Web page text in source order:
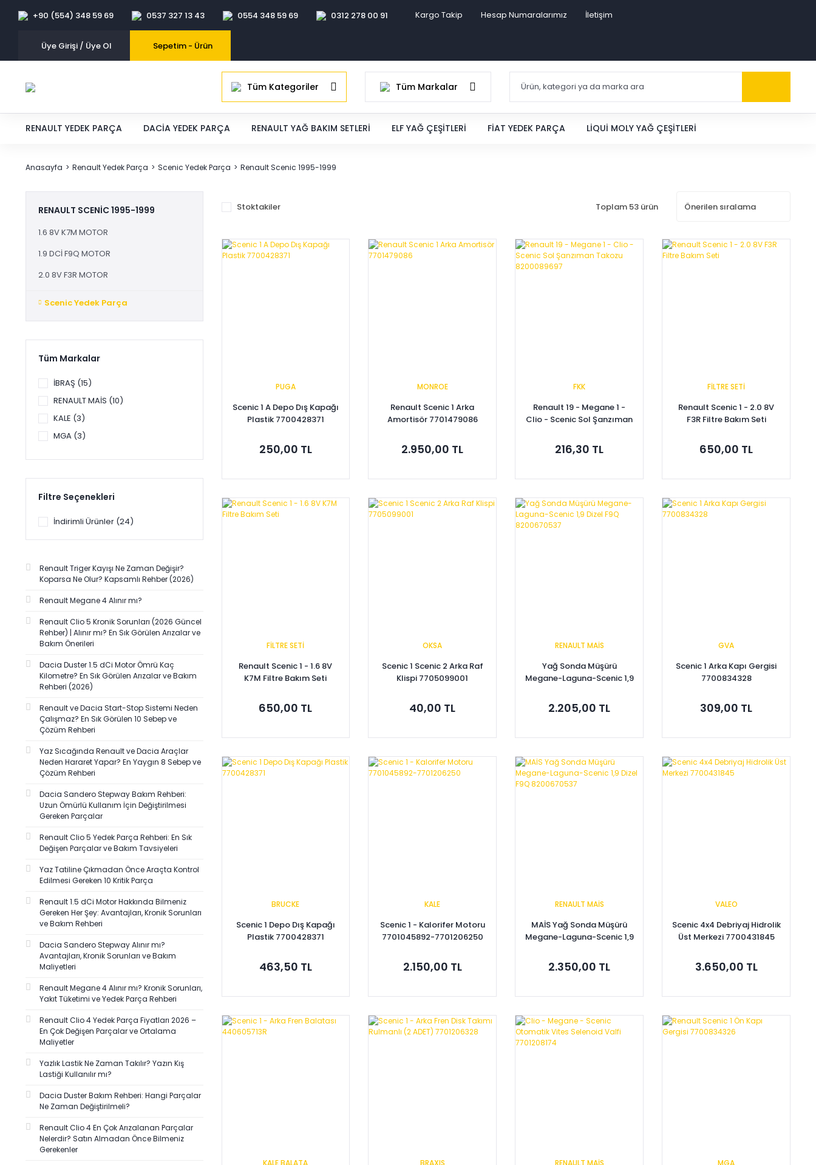
+90 (554) 348 59 69 0537 327 13 43 0554 348 59 69 0312 278 00 91 Kargo Takip Hesap Numaralarımız İletişim
Üye Girişi / Üye Ol Sepetim - Ürün
Tüm Kategoriler Tüm Markalar
RENAULT YEDEK PARÇA DACIA YEDEK PARÇA RENAULT YAĞ BAKIM SETLERI ELF YAĞ ÇEŞITLERI FIAT YEDEK PARÇA LIQUI MOLY YAĞ ÇEŞITLERI
Anasayfa Renault Yedek Parça Scenic Yedek Parça Renault Scenic 1995-1999
RENAULT SCENIC 1995-1999
1.6 8V K7M MOTOR
1.9 DCİ F9Q MOTOR
2.0 8V F3R MOTOR
Scenic Yedek Parça
Tüm Markalar
İBRAŞ (15)
RENAULT MAİS (10)
KALE (3)
MGA (3)
FKK (2)
VALEO (2)
VEKA (2)
FUJİ-GRAT (1)
MONROE (1)
OKSA (1)
ONSAN (1)
ORJİNAL (1)
SNR (1)
Filtre Seçenekleri
İndirimli Ürünler (24)
Renault Triger Kayışı Ne Zaman Değişir?
Koparsa Ne Olur? Kapsamlı Rehber (2026)
Renault Megane 4 Alınır mı?
Renault Clio 5 Kronik Sorunları (2026 Güncel
Rehber) | Alınır mı? En Sık Görülen Arızalar ve
Bakım Önerileri
Dacia Duster 1.5 dCi Motor Ömrü Kaç
Kilometre? En Sık Görülen Arızalar ve Bakım
Rehberi (2026)
Renault ve Dacia Start-Stop Sistemi Neden
Çalışmaz? En Sık Görülen 10 Sebep ve
Çözüm Rehberi
Yaz Sıcağında Renault ve Dacia Araçlar
Neden Hararet Yapar? En Yaygın 8 Sebep ve
Çözüm Rehberi
Dacia Sandero Stepway Bakım Rehberi:
Uzun Ömürlü Kullanım İçin Değiştirilmesi
Gereken Parçalar
Renault Clio 5 Yedek Parça Rehberi: En Sık
Değişen Parçalar ve Bakım Tavsiyeleri
Yaz Tatiline Çıkmadan Önce Araçta Kontrol
Edilmesi Gereken 10 Kritik Parça
Renault 1.5 dCi Motor Hakkında Bilmeniz
Gereken Her Şey: Avantajları, Kronik Sorunları
ve Bakım Rehberi
Dacia Sandero Stepway Alınır mı?
Avantajları, Kronik Sorunları ve Bakım
Maliyetleri
Renault Megane 4 Alınır mı? Kronik Sorunları,
Yakıt Tüketimi ve Yedek Parça Rehberi
Renault Clio 4 Yedek Parça Fiyatları 2026 –
En Çok Değişen Parçalar ve Ortalama
Maliyetler
Yazlık Lastik Ne Zaman Takılır? Yazın Kış
Lastiği Kullanılır mı?
Dacia Duster Bakım Rehberi: Hangi Parçalar
Ne Zaman Değiştirilmeli?
Renault Clio 4 En Çok Arızalanan Parçalar
Nelerdir? Satın Almadan Önce Bilmeniz
Gerekenler
Stoktakiler Toplam 53 ürün
PUGA
Scenic 1 A Depo Dış Kapağı
Plastik 7700428371
250,00 TL
Sepete Ekle
MONROE
Renault Scenic 1 Arka
Amortisör 7701479086
2.950,00 TL
Sepete Ekle
FKK
Renault 19 - Megane 1 -
Clio - Scenic Sol Şanzıman
216,30 TL
Sepete Ekle
FİLTRE SETİ
Renault Scenic 1 - 2.0 8V
F3R Filtre Bakım Seti
650,00 TL
Sepete Ekle
FİLTRE SETİ
Renault Scenic 1 - 1.6 8V
K7M Filtre Bakım Seti
650,00 TL
Sepete Ekle
OKSA
Scenic 1 Scenic 2 Arka Raf
Klispi 7705099001
40,00 TL
Sepete Ekle
RENAULT MAİS
Yağ Sonda Müşürü
Megane-Laguna-Scenic 1,9
2.205,00 TL
Sepete Ekle
GVA
Scenic 1 Arka Kapı Gergisi
7700834328
309,00 TL
Sepete Ekle
BRUCKE
Scenic 1 Depo Dış Kapağı
Plastik 7700428371
463,50 TL
Sepete Ekle
KALE
Scenic 1 - Kalorifer Motoru
7701045892-7701206250
2.150,00 TL
Sepete Ekle
RENAULT MAİS
MAİS Yağ Sonda Müşürü
Megane-Laguna-Scenic 1,9
2.350,00 TL
Sepete Ekle
VALEO
Scenic 4x4 Debriyaj Hidrolik
Üst Merkezi 7700431845
3.650,00 TL
Sepete Ekle
KALE BALATA BRAXIS RENAULT MAİS MGA